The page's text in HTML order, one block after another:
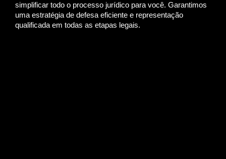
simplificar todo o processo jurídico para você. Garantimos
uma estratégia de defesa eficiente e representação
qualificada em todas as etapas legais.